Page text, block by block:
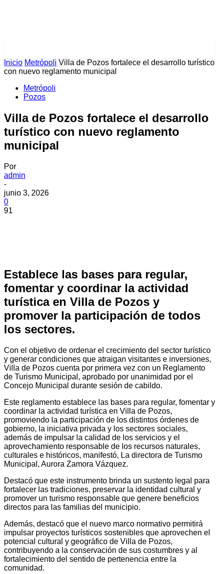
Inicio Metrópoli Villa de Pozos fortalece el desarrollo turístico
con nuevo reglamento municipal
Metrópoli
Pozos
Villa de Pozos fortalece el desarrollo
turístico con nuevo reglamento
municipal
Por
admin
-
junio 3, 2026
0
91
Establece las bases para regular,
fomentar y coordinar la actividad
turística en Villa de Pozos y
promover la participación de todos
los sectores.
Con el objetivo de ordenar el crecimiento del sector turístico
y generar condiciones que atraigan visitantes e inversiones,
Villa de Pozos cuenta por primera vez con un Reglamento
de Turismo Municipal, aprobado por unanimidad por el
Concejo Municipal durante sesión de cabildo.
Este reglamento establece las bases para regular, fomentar y
coordinar la actividad turística en Villa de Pozos,
promoviendo la participación de los distintos órdenes de
gobierno, la iniciativa privada y los sectores sociales,
además de impulsar la calidad de los servicios y el
aprovechamiento responsable de los recursos naturales,
culturales e históricos, manifestó, La directora de Turismo
Municipal, Aurora Zamora Vázquez.
Destacó que este instrumento brinda un sustento legal para
fortalecer las tradiciones, preservar la identidad cultural y
promover un turismo responsable que genere beneficios
directos para las familias del municipio.
Además, destacó que el nuevo marco normativo permitirá
impulsar proyectos turísticos sostenibles que aprovechen el
potencial cultural y geográfico de Villa de Pozos,
contribuyendo a la conservación de sus costumbres y al
fortalecimiento del sentido de pertenencia entre la
comunidad.